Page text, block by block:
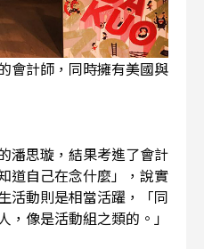
會計師，同時擁有美國與
潘思璇，結果考進了會計
道自己在念什麼」，說實
活動則是相當活躍，「同
像是活動組之類的。」